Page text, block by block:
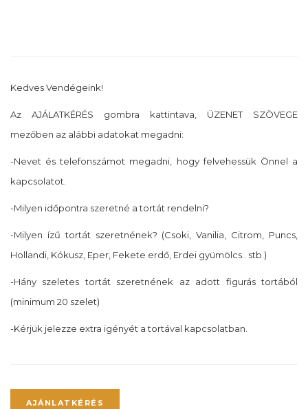
Kedves Vendégeink!
Az AJÁLATKÉRÉS gombra kattintava, ÜZENET SZÖVEGE
mezőben az alábbi adatokat megadni:
-Nevet és telefonszámot megadni, hogy felvehessük Önnel a
kapcsolatot.
-Milyen időpontra szeretné a tortát rendelni?
-Milyen ízű tortát szeretnének? (Csoki, Vanilia, Citrom, Puncs,
Hollandi, Kókusz, Eper, Fekete erdő, Erdei gyümölcs.. stb.)
-Hány szeletes tortát szeretnének az adott figurás tortából
(minimum 20 szelet)
-Kérjük jelezze extra igényét a tortával kapcsolatban.
AJÁNLATKÉRÉS